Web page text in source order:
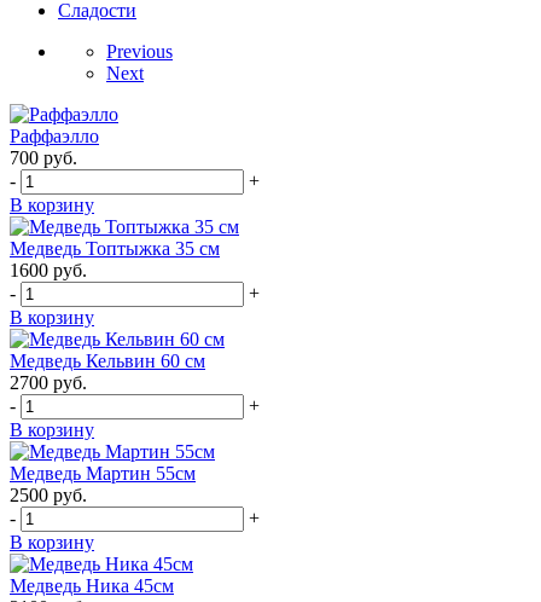
Сладости
Previous
Next
Раффаэлло
700 руб.
-
+
В корзину
Медведь Топтыжка 35 см
1600 руб.
-
+
В корзину
Медведь Кельвин 60 см
2700 руб.
-
+
В корзину
Медведь Мартин 55см
2500 руб.
-
+
В корзину
Медведь Ника 45см